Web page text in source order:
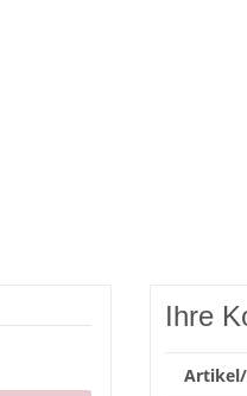
Ihre